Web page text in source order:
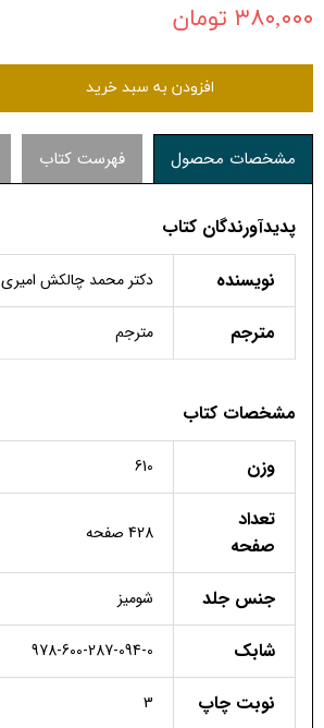
۳۸۰,۰۰۰ تومان
افزودن به سبد خرید
مشخصات محصول فهرست کتاب
پدیدآورندگان کتاب
نویسنده
دکتر محمد چالکش امیری
مترجم مترجم
مشخصات کتاب
وزن
610
تعداد
صفحه
428 صفحه
جنس جلد شومیز
شابک 978-600-287-094-0
نوبت چاپ 3